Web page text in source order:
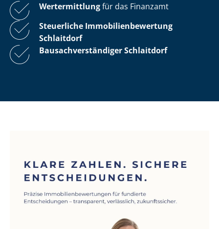
Wertermittlungfür das Finanzamt
Steuerliche Im­mo­bi­li­en­be­wer­tung
Schlaitdorf
Bau­sach­ver­stän­di­ger Schlaitdorf